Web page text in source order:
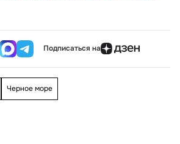
Подписаться на
Черное море